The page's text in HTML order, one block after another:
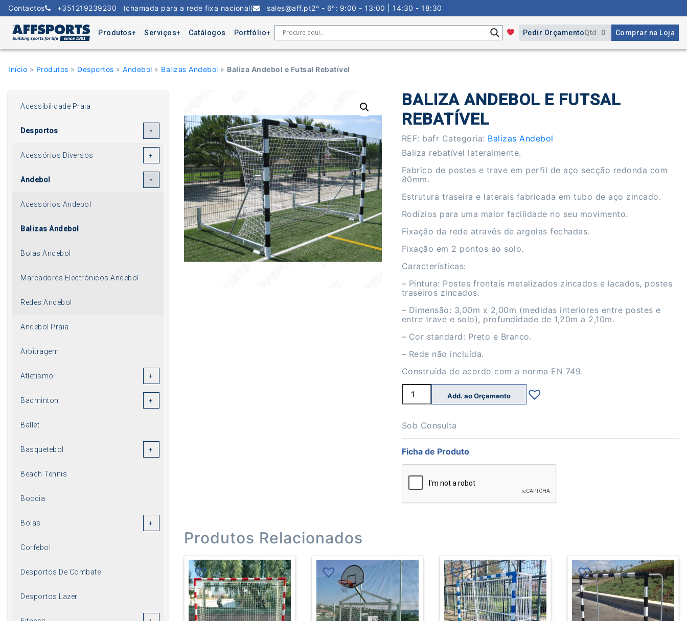
Skip
Contactos +351219239230 (chamada para a rede fixa nacional) sales@aff.pt2ª - 6ª: 9:00 - 13:00 | 14:30 - 18:30
Produtos Serviços Catálogos Portfólio Pedir OrçamentoQtd. 0 Comprar na Loja
Início » Produtos » Desportos » Andebol » Balizas Andebol » Baliza Andebol e Futsal Rebatível
BALIZA ANDEBOL E FUTSAL
REBATÍVEL
REF: bafr Categoria: Balizas Andebol
Baliza rebatível lateralmente.
Fabrico de postes e trave em perfil de aço secção redonda com
80mm.
Estrutura traseira e laterais fabricada em tubo de aço zincado.
Rodízios para uma maior facilidade no seu movimento.
Fixação da rede através de argolas fechadas.
Fixação em 2 pontos ao solo.
Características:
– Pintura: Postes frontais metalizados zincados e lacados, postes
traseiros zincados.
– Dimensão: 3,00m x 2,00m (medidas interiores entre postes e
entre trave e solo), profundidade de 1,20m a 2,10m.
– Cor standard: Preto e Branco.
– Rede não incluída.
Construída de acordo com a norma EN 749.
Quantidade
Baliza
e
Add. ao Orçamento
Sob Consulta
Ficha de Produto
Produtos Relacionados
This
product
has
multiple
variants.
The
options
Acessibilidade Praia
Desportos
Acessórios Diversos
Andebol
Acessórios Andebol
Balizas Andebol
Bolas Andebol
Marcadores Electrónicos Andebol
Redes Andebol
Andebol Praia
Arbitragem
Atletismo
Badminton
Ballet
Basquetebol
Beach Tennis
Boccia
Bolas
Corfebol
Desportos De Combate
Desportos Lazer